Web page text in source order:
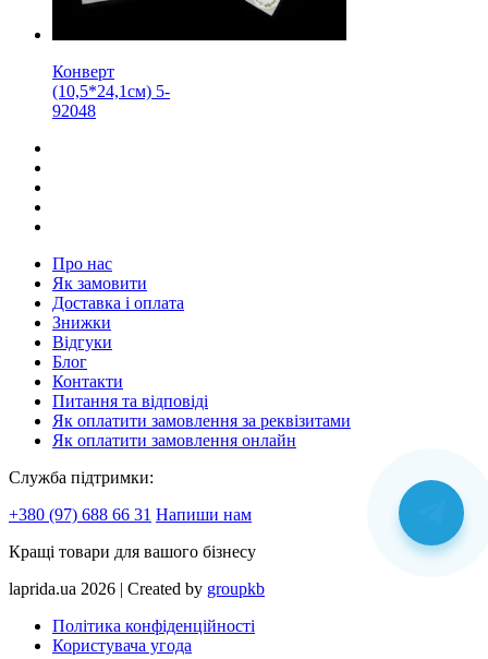
Конверт
(10,5*24,1см) 5-
92048
Про нас
Як замовити
Доставка і оплата
Знижки
Відгуки
Блог
Контакти
Питання та відповіді
Як оплатити замовлення за реквізитами
Як оплатити замовлення онлайн
Служба підтримки:
+380 (97) 688 66 31 Напиши нам
Кращі товари для вашого бізнесу
laprida.ua 2026 | Created by groupkb
Політика конфіденційності
Користувача угода